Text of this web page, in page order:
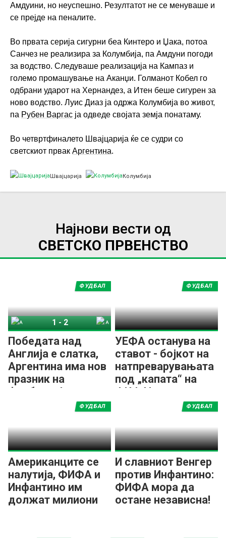
Амдуини, но неуспешно. Резултатот не се менуваше и
се прејде на пеналите.
Во првата серија сигурни беа Кинтеро и Џака, потоа
Санчез не реализира за Колумбија, па Амдуни погоди
за водство. Следуваше реализација на Кампаз и
големо промашување на Аканџи. Голманот Кобел го
одбрани ударот на Хернандез, а Итен беше сигурен за
ново водство. Луис Диаз ја одржа Колумбија во живот,
па Рубен Варгас ја одведе својата земја понатаму.
Во четвртфиналето Швајцарија ќе се судри со
светскиот првак Аргентина.
Швајцарија Колумбија
Најнови вести од
СВЕТСКО ПРВЕНСТВО
Победата над
Англија е слатка,
Аргентина има нов
празник на
фудбалот!
ФУДБАЛ
1 - 2
УЕФА останува на
ставот - бојкот на
натпреварувањата
под „капата“ на
ФИФА!
ФУДБАЛ
Американците се
налутија, ФИФА и
Инфантино им
должат милиони
ФУДБАЛ
И славниот Венгер
против Инфантино:
ФИФА мора да
остане независна!
ФУДБАЛ